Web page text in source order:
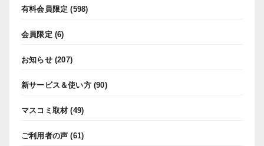
有料会員限定 (598)
会員限定 (6)
お知らせ(207)
新サービス＆使い方(90)
マスコミ取材 (49)
ご利用者の声 (61)